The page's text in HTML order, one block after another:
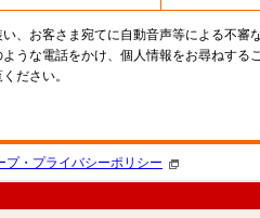
、お客さま宛てに自動音声等による不審
うな電話をかけ、個人情報をお尋ねする
ださい。
プ・プライバシーポリシー